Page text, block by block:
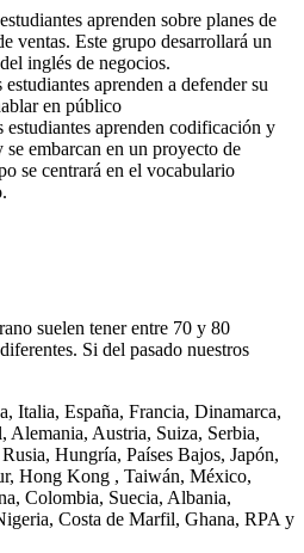
aprenden sobre planes de
ventas. Este grupo desarrollará un
inglés de negocios.
estudiantes aprenden a defender su
en público
estudiantes aprenden codificación y
embarcan en un proyecto de
se centrará en el vocabulario
suelen tener entre 70 y 80
Si del pasado nuestros
Italia, España, Francia, Dinamarca,
Alemania, Austria, Suiza, Serbia,
Hungría, Países Bajos, Japón,
Hong Kong , Taiwán, México,
Colombia, Suecia, Albania,
Costa de Marfil, Ghana, RPA y